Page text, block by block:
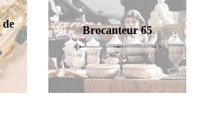
Brocanteur 65